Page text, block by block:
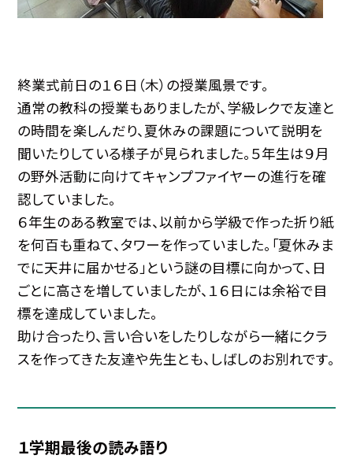
終業式前日の１６日（木）の授業風景です。
通常の教科の授業もありましたが、学級レクで友達と
の時間を楽しんだり、夏休みの課題について説明を
聞いたりしている様子が見られました。５年生は９月
の野外活動に向けてキャンプファイヤーの進行を確
認していました。
６年生のある教室では、以前から学級で作った折り紙
を何百も重ねて、タワーを作っていました。「夏休みま
でに天井に届かせる」という謎の目標に向かって、日
ごとに高さを増していましたが、１６日には余裕で目
標を達成していました。
助け合ったり、言い合いをしたりしながら一緒にクラ
スを作ってきた友達や先生とも、しばしのお別れです。
１学期最後の読み語り